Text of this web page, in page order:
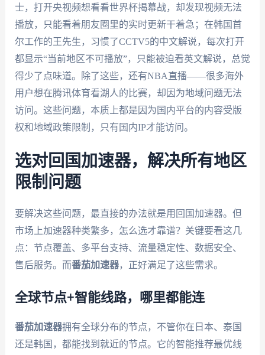
士，打开央视频想看看世界杯揭幕战，却发现视频无法
播放，只能看着朋友圈里的实时更新干着急；在韩国首
尔工作的王先生，习惯了CCTV5的中文解说，每次打开
都显示“当前地区不可播放”，只能被迫看英文解说，总觉
得少了点味道。除了这些，还有NBA直播——很多海外
用户想在腾讯体育看湖人的比赛，却因为地域问题无法
访问。这些问题，本质上都是因为国内平台的内容受版
权和地域政策限制，只有国内IP才能访问。
选对回国加速器，解决所有地区
限制问题
要解决这些问题，最直接的办法就是用回国加速器。但
市场上加速器种类繁多，怎么选才靠谱？关键要看这几
点：节点覆盖、多平台支持、流量稳定性、数据安全、
售后服务。而番茄加速器，正好满足了这些需求。
全球节点+智能线路，哪里都能连
番茄加速器拥有全球分布的节点，不管你在日本、泰国
还是韩国，都能找到就近的节点。它的智能推荐最优线